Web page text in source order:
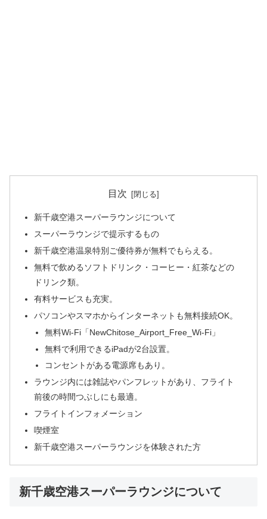
目次
新千歳空港スーパーラウンジについて
スーパーラウンジで提示するもの
新千歳空港温泉特別ご優待券が無料でもらえる。
無料で飲めるソフトドリンク・コーヒー・紅茶などの
ドリンク類。
有料サービスも充実。
パソコンやスマホからインターネットも無料接続OK。
無料Wi-Fi「NewChitose_Airport_Free_Wi-Fi」
無料で利用できるiPadが2台設置。
コンセントがある電源席もあり。
ラウンジ内には雑誌やパンフレットがあり、フライト
前後の時間つぶしにも最適。
フライトインフォメーション
喫煙室
新千歳空港スーパーラウンジを体験された方
新千歳空港スーパーラウンジについて